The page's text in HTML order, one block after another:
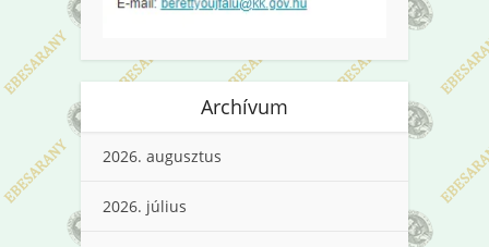
Archívum
2026. augusztus
2026. július